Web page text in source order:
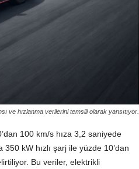
ve hızlanma verilerini temsili olarak yansıtıyor.
100 km/s hıza 3,2 saniyede
kW hızlı şarj ile yüzde 10’dan
Bu veriler, elektrikli